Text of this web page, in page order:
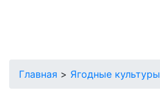
Главная > Ягодные культуры